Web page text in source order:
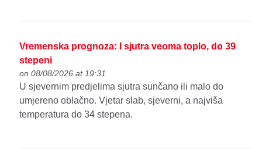
Vremenska prognoza: I sjutra veoma toplo, do 39
stepeni
on 08/08/2026 at 19:31
U sjevernim predjelima sjutra sunčano ili malo do
umjereno oblačno. Vjetar slab, sjeverni, a najviša
temperatura do 34 stepena.